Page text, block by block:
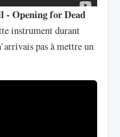
- Opening for Dead
instrument durant
pas à mettre un